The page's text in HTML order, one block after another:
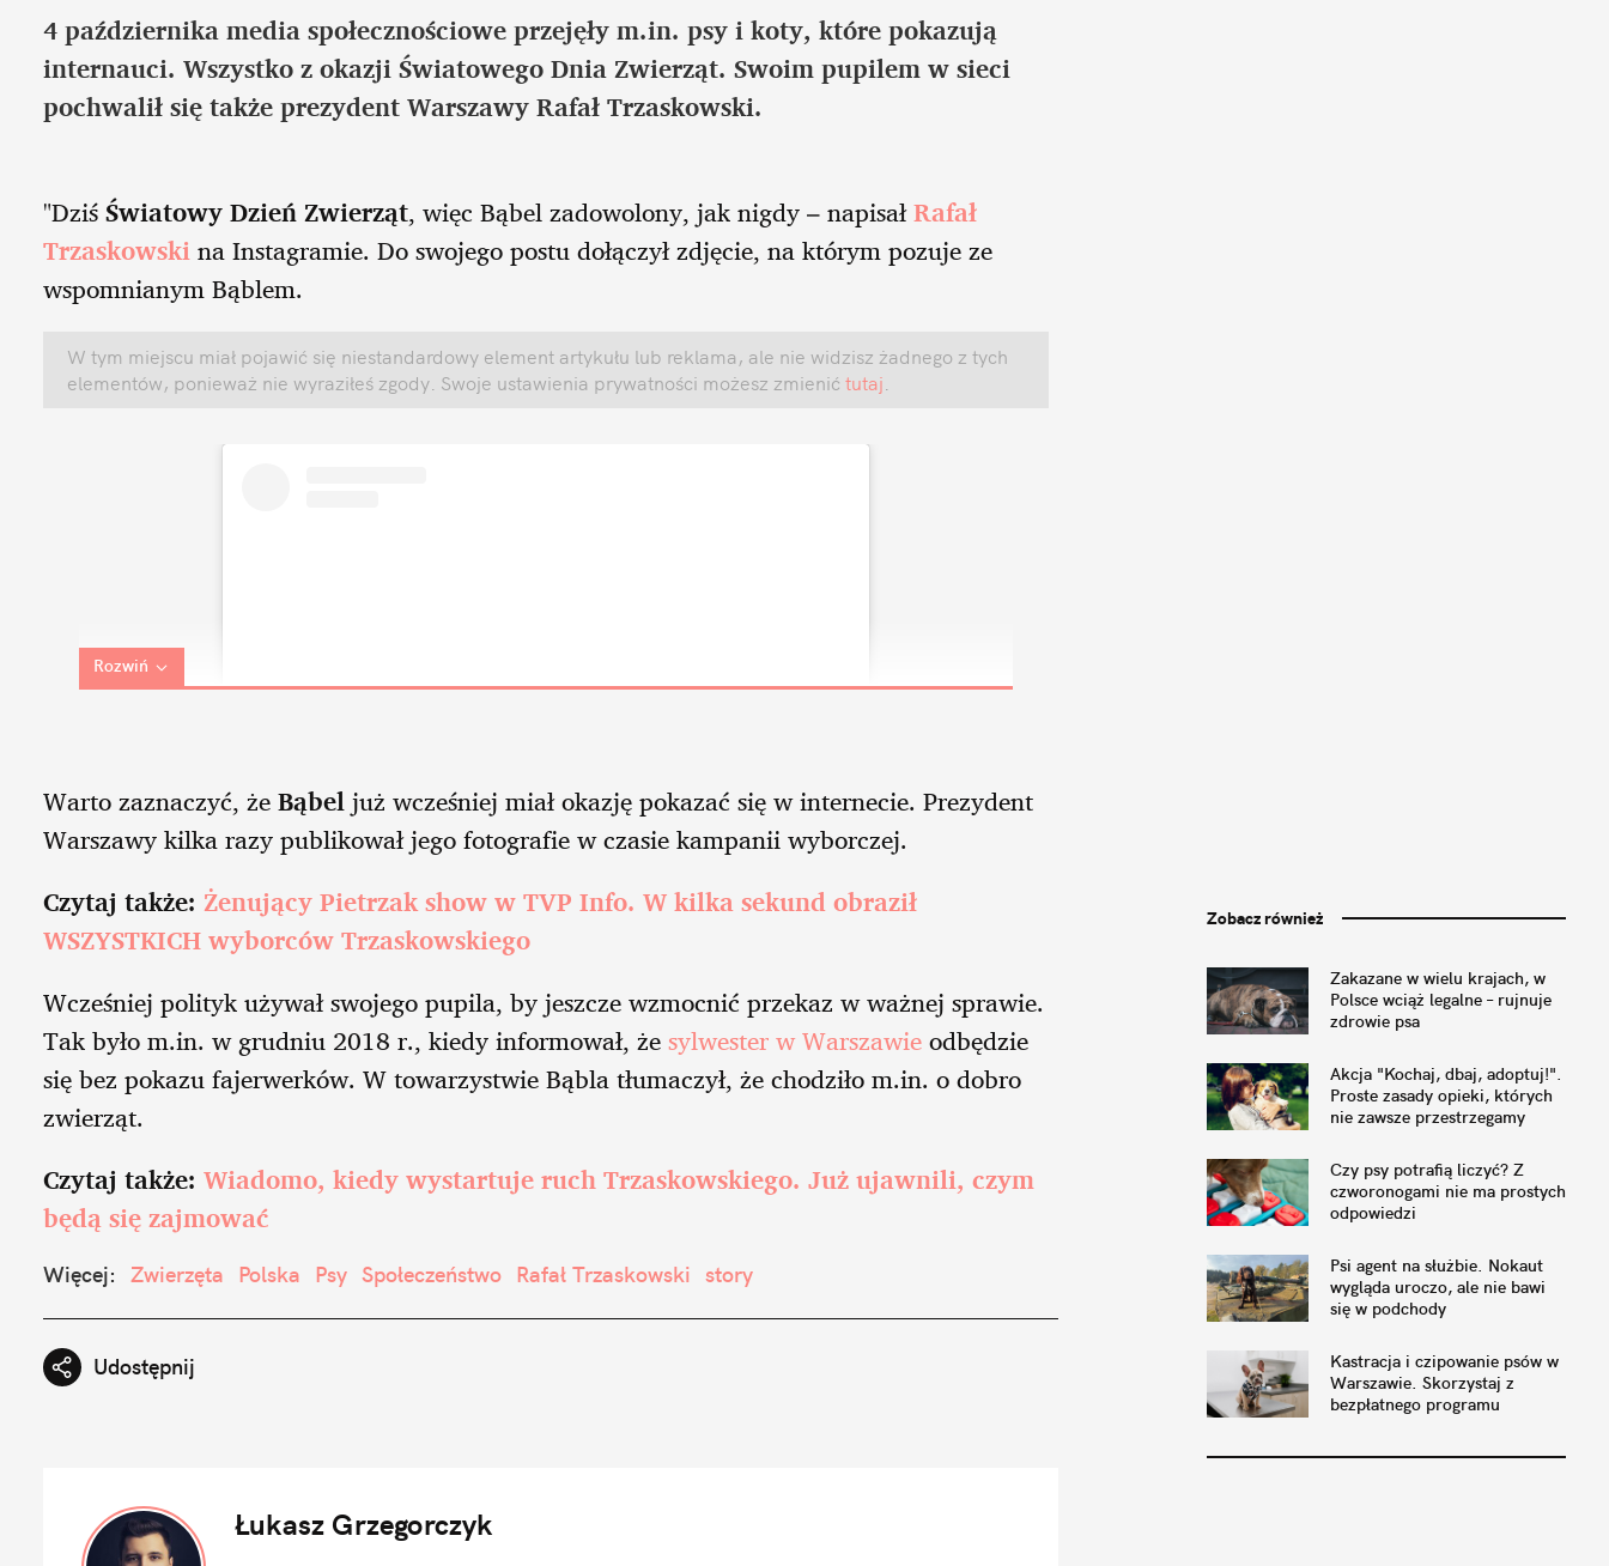
4 października media społecznościowe przejęły m.in. psy i koty, które pokazują
internauci. Wszystko z okazji Światowego Dnia Zwierząt. Swoim pupilem w sieci
pochwalił się także prezydent Warszawy Rafał Trzaskowski.
"DziśŚwiatowy Dzień Zwierząt, więc Bąbel zadowolony, jak nigdy – napisałRafał
Trzaskowskina Instagramie. Do swojego postu dołączył zdjęcie, na którym pozuje ze
wspomnianym Bąblem.
W tym miejscu miał pojawić się niestandardowy element artykułu lub reklama, ale nie widzisz żadnego z tych
elementów, ponieważ nie wyraziłeś zgody. Swoje ustawienia prywatności możesz zmienić tutaj
Rozwiń
Warto zaznaczyć, żeBąbeljuż wcześniej miał okazję pokazać się w internecie. Prezydent
Warszawy kilka razy publikował jego fotografie w czasie kampanii wyborczej.
Czytaj także: Żenujący Pietrzak show w TVP Info. W kilka sekund obraził
WSZYSTKICH wyborców Trzaskowskiego
Wcześniej polityk używał swojego pupila, by jeszcze wzmocnić przekaz w ważnej sprawie.
Tak było m.in. w grudniu 2018 r., kiedy informował, żesylwester w Warszawieodbędzie
się bez pokazu fajerwerków. W towarzystwie Bąbla tłumaczył, że chodziło m.in. o dobro
zwierząt.
Czytaj także: Wiadomo, kiedy wystartuje ruch Trzaskowskiego. Już ujawnili, czym
będą się zajmować
Zobacz również
Zakazane w wielu krajach, w
Polsce wciąż legalne – rujnuje
zdrowie psa
Akcja "Kochaj, dbaj, adoptuj!".
Proste zasady opieki, których
nie zawsze przestrzegamy
Czy psy potrafią liczyć? Z
czworonogami nie ma prostych
odpowiedzi
Psi agent na służbie. Nokaut
wygląda uroczo, ale nie bawi
się w podchody
Kastracja i czipowanie psów w
Warszawie. Skorzystaj z
bezpłatnego programu
Więcej: Zwierzęta Polska Psy Społeczeństwo Rafał Trzaskowski story
Udostępnij
Łukasz Grzegorczyk